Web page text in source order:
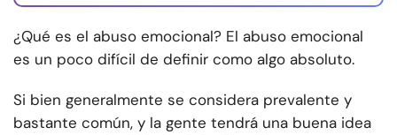
¿Qué es el abuso emocional? El abuso emocional
es un poco difícil de definir como algo absoluto.
Si bien generalmente se considera prevalente y
bastante común, y la gente tendrá una buena idea